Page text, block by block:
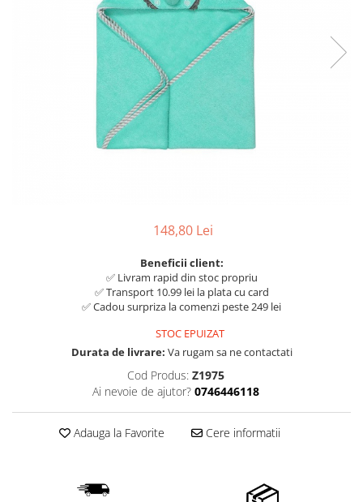
Saci de dormit bebe
148,80 Lei
Beneficii client:
✅ Livram rapid din stoc propriu
✅ Transport 10.99 lei la plata cu card
✅ Cadou surpriza la comenzi peste 249 lei
STOC EPUIZAT
Durata de livrare: Va rugam sa ne contactati
Cod Produs: Z1975
Ai nevoie de ajutor? 0746446118
Adauga la Favorite Cere informatii